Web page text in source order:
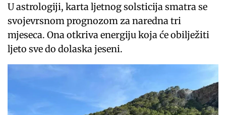
U astrologiji, karta ljetnog solsticija smatra se
svojevrsnom prognozom za naredna tri
mjeseca. Ona otkriva energiju koja će obilježiti
ljeto sve do dolaska jeseni.